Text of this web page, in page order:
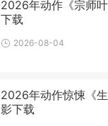
2026年动作《宗师
下载
2026-08-04
2026年动作惊悚《
影下载